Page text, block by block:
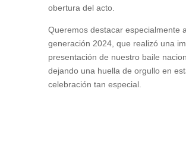
obertura del acto.
Queremos destacar especialmente
generación 2024, que realizó una
presentación de nuestro baile
dejando una huella de orgullo en
celebración tan especial.